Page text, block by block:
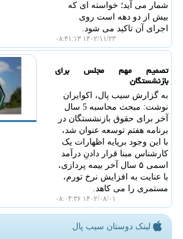
شمار می آید؛ خواسته ای که
بیش از دو دهه است روی
اجرای آن تاکید می شود.
۱۴۰۲/۱۱/۲۳ ۰۸:۴۱:۱۳
تصمیم مهم مجلس برای
بازنشستگان
به گزارش سیب پال، اکوایران
نوشت: مبحث محاسبه 5 سال
آخر برای حقوق بازنشستگان در
برنامه هفتم توسعه عنوان شد،
با این وجود برپایه اظهارات یک
کارشناس مبنا قرار دادنِ درآمد
اسمی ۵ سال آخر بیمه پردازی،
با عنایت به افزایش نرخ تورم،
مستمری را می کاهد.
۱۴۰۲/۰۸/۰۱ ۰۸:۰۴:۳۶
لینک دوستان سیب پال